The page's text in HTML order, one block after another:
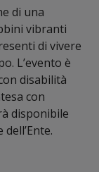
di una
vibranti
di vivere
L’evento è
disabilità
con
disponibile